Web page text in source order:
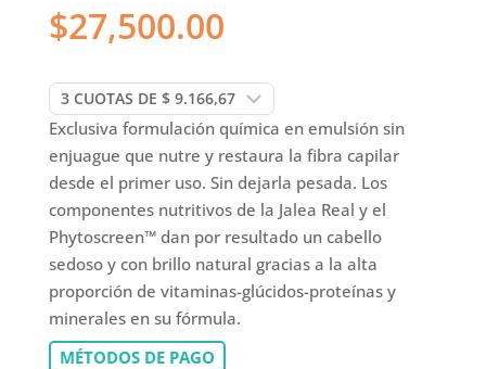
$27,500.00
Exclusiva formulación química en emulsión sin
enjuague que nutre y restaura la fibra capilar
desde el primer uso. Sin dejarla pesada. Los
componentes nutritivos de la Jalea Real y el
Phytoscreen™ dan por resultado un cabello
sedoso y con brillo natural gracias a la alta
proporción de vitaminas-glúcidos-proteínas y
minerales en su fórmula.
MÉTODOS DE PAGO